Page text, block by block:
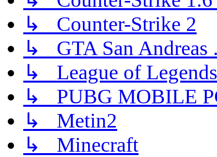
↳ Counter-Strike 2
↳ GTA San Andreas
↳ League of Legends
↳ PUBG MOBILE
↳ Metin2
↳ Minecraft